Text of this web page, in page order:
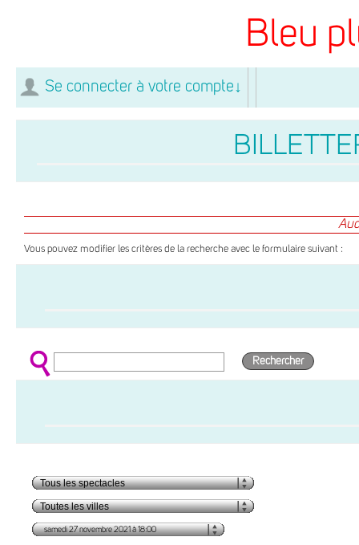
Bleu
Se connecter à votre compte↓
Vous pouvez modifier les critères de la recherche avec le formulaire suivant :
Rechercher